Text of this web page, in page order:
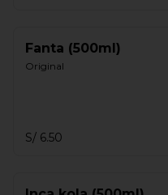
Fanta (500ml)
Original
S/ 6.50